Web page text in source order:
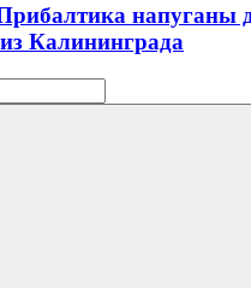
напуганы
Калининграда